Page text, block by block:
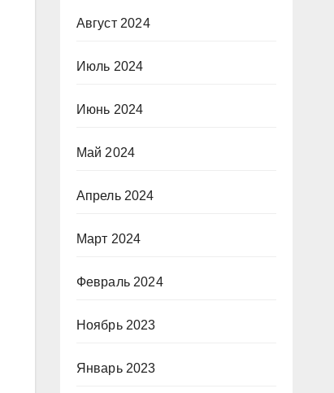
Август 2024
Июль 2024
Июнь 2024
Май 2024
Апрель 2024
Март 2024
Февраль 2024
Ноябрь 2023
Январь 2023